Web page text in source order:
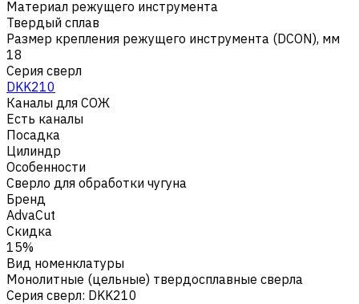
Материал режущего инструмента
Твердый сплав
Размер крепления режущего инструмента (DCON), мм
18
Серия сверл
DKK210
Каналы для СОЖ
Есть каналы
Посадка
Цилиндр
Особенности
Сверло для обработки чугуна
Бренд
AdvaCut
Скидка
15%
Вид номенклатуры
Монолитные (цельные) твердосплавные сверла
Серия сверл: DKK210